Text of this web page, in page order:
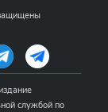
службой по